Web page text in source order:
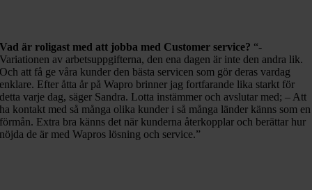
Vad är roligast med att jobba med Customer service? “-
Variationen av arbetsuppgifterna, den ena dagen är inte den andra lik.
Och att få ge våra kunder den bästa servicen som gör deras vardag
enklare. Efter åtta år på Wapro brinner jag fortfarande lika starkt för
detta varje dag, säger Sandra. Lotta instämmer och avslutar med; – Att
ha kontakt med så många olika kunder i så många länder känns som en
förmån. Extra bra känns det när kunderna återkopplar och berättar hur
nöjda de är med Wapros lösning och service.”